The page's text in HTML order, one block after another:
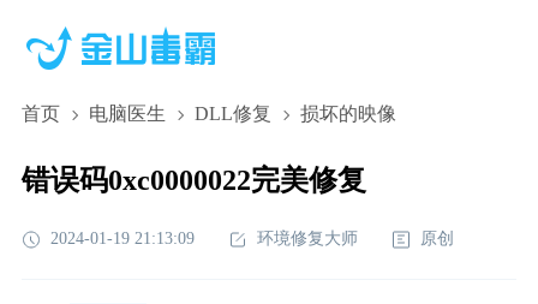
首页 电脑医生 DLL修复 损坏的映像
错误码0xc0000022完美修复
2024-01-19 21:13:09 环境修复大师 原创